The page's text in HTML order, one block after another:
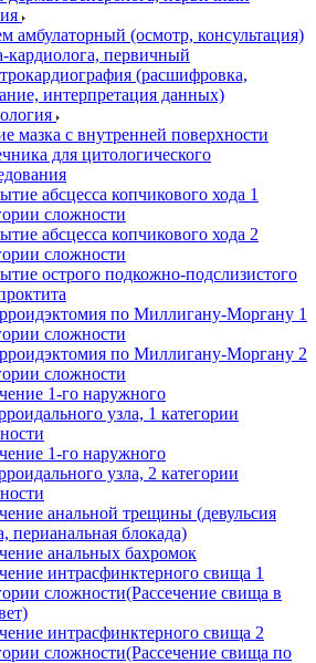
амбулаторный (осмотр, консультация)
кардиолога, первичный
(расшифровка,
интерпретация данных)
мазка с внутренней поверхности
для цитологического
абсцесса копчикового хода 1
сложности
абсцесса копчикового хода 2
сложности
острого подкожно-подслизистого
по Миллигану-Моргану 1
сложности
по Миллигану-Моргану 2
сложности
1-го наружного
узла, 1 категории
1-го наружного
узла, 2 категории
анальной трещины (девульсия
перианальная блокада)
анальных бахромок
интрасфинктерного свища 1
сложности(Рассечение свища в
интрасфинктерного свища 2
сложности(Рассечение свища по